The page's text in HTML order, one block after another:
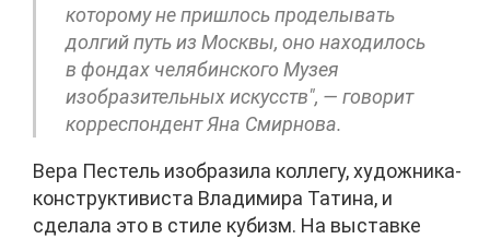
которому не пришлось проделывать
долгий путь из Москвы, оно находилось
в фондах челябинского Музея
изобразительных искусств", — говорит
корреспондент Яна Смирнова.
Вера Пестель изобразила коллегу, художника-
конструктивиста Владимира Татина, и
сделала это в стиле кубизм. На выставке